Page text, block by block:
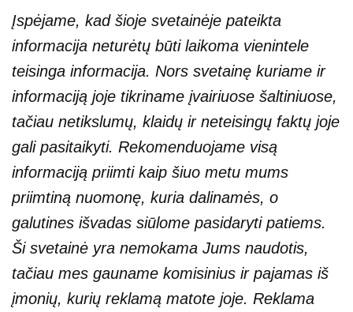
Įspėjame, kad šioje svetainėje pateikta
informacija neturėtų būti laikoma vienintele
teisinga informacija. Nors svetainę kuriame ir
informaciją joje tikriname įvairiuose šaltiniuose,
tačiau netikslumų, klaidų ir neteisingų faktų joje
gali pasitaikyti. Rekomenduojame visą
informaciją priimti kaip šiuo metu mums
priimtiną nuomonę, kuria dalinamės, o
galutines išvadas siūlome pasidaryti patiems.
Ši svetainė yra nemokama Jums naudotis,
tačiau mes gauname komisinius ir pajamas iš
įmonių, kurių reklamą matote joje. Reklama